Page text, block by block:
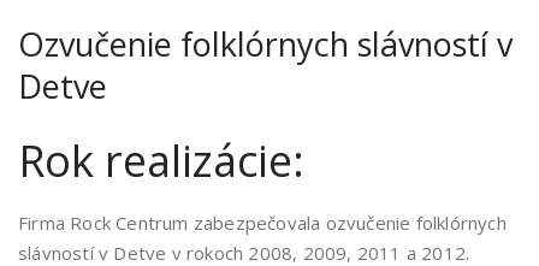
Ozvučenie folklórnych slávností v
Detve
Rok realizácie:
Firma Rock Centrum zabezpečovala ozvučenie folklórnych
slávností v Detve v rokoch 2008, 2009, 2011 a 2012.